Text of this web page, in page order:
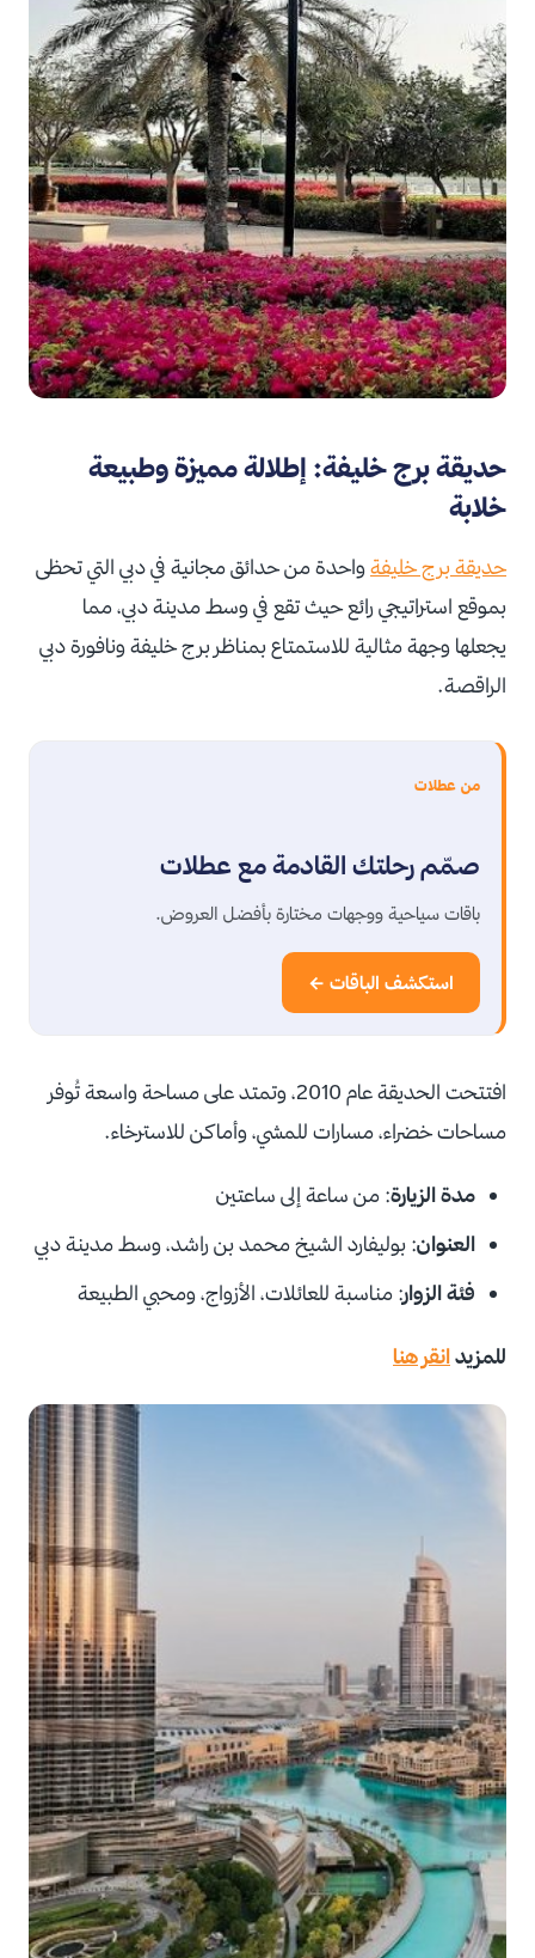
حديقة برج خليفة: إطلالة مميزة وطبيعة
خلابة
حديقة برج خليفةواحدة من حدائق مجانية في دبي التي تحظى
بموقع استراتيجي رائع حيث تقع في وسط مدينة دبي، مما
يجعلها وجهة مثالية للاستمتاع بمناظر برج خليفة ونافورة دبي
الراقصة.
من عطلات
صمّم رحلتك القادمة مع عطلات
باقات سياحية ووجهات مختارة بأفضل العروض.
استكشف الباقات ←
افتتحت الحديقة عام 2010، وتمتد على مساحة واسعة تُوفر
مساحات خضراء، مسارات للمشي، وأماكن للاسترخاء.
مدة الزيارة: من ساعة إلى ساعتين
العنوان: بوليفارد الشيخ محمد بن راشد، وسط مدينة دبي
فئة الزوار: مناسبة للعائلات، الأزواج، ومحبي الطبيعة
للمزيدانقر هنا